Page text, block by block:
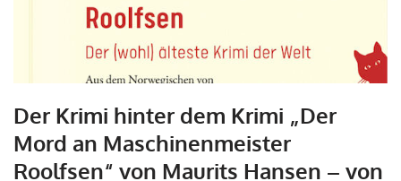
Der Krimi hinter dem Krimi „Der
Mord an Maschinenmeister
Roolfsen“ von Maurits Hansen – von